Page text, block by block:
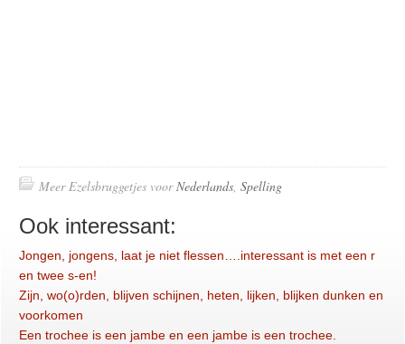
Meer Ezelsbruggetjes voorNederlands, Spelling
Ook interessant:
Jongen, jongens, laat je niet flessen….interessant is met een r
en twee s-en!
Zijn, wo(o)rden, blijven schijnen, heten, lijken, blijken dunken en
voorkomen
Een trochee is een jambe en een jambe is een trochee.